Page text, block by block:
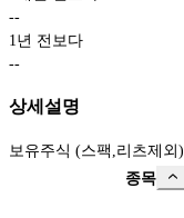
--
1년 전보다
--
상세설명
보유주식 (스팩,리츠제외)
종목